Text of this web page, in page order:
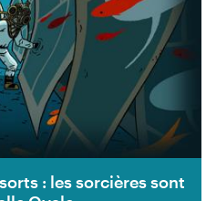
: les sorcières sont